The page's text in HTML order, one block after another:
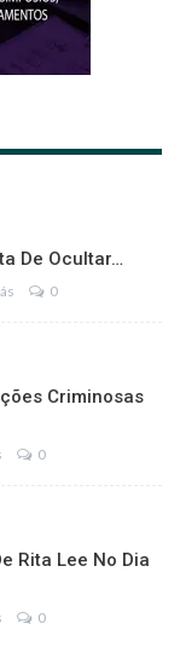
De Ocultar…
0
Criminosas
0
Rita Lee No Dia
0